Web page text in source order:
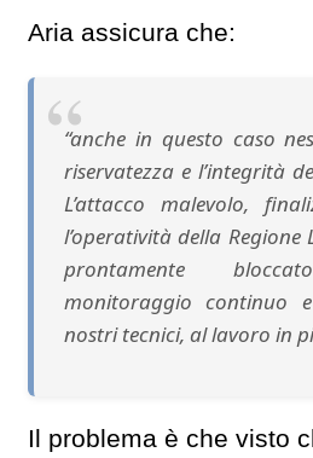
Aria assicura che:
“anche in questo caso
riservatezza e l’integrità
L’attacco malevolo,
l’operatività della
prontamente
monitoraggio continuo
nostri tecnici, al lavoro in
Il problema è che visto